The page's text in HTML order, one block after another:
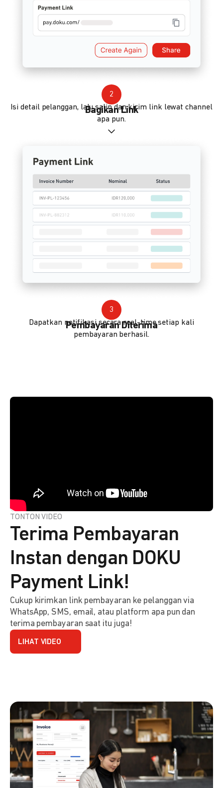
2
Bagikan Link
Isi detail pelanggan, lalu salin dan kirim link lewat channel
apa pun.
3
Pembayaran Diterima
Dapatkan notifikasi secara real-time setiap kali
pembayaran berhasil.
TONTON VIDEO
Terima Pembayaran
Instan dengan DOKU
Payment Link!
Cukup kirimkan link pembayaran ke pelanggan via
WhatsApp, SMS, email, atau platform apa pun dan
terima pembayaran saat itu juga!
LIHAT VIDEO